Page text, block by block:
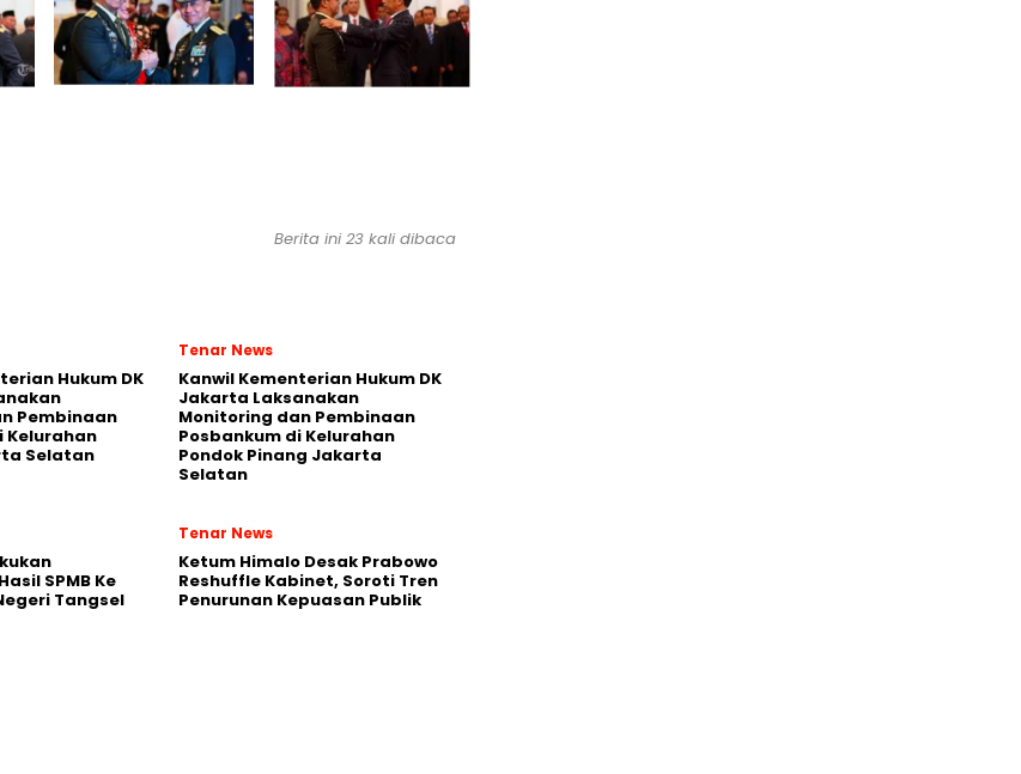
Berita ini 23 kali dibaca
Hukum DK
Pembinaan
Kelurahan
Selatan
Tenar News
Kanwil Kementerian Hukum DK
Jakarta Laksanakan
Monitoring dan Pembinaan
Posbankum di Kelurahan
Pondok Pinang Jakarta
Selatan
SPMB Ke
Tangsel
Tenar News
Ketum Himalo Desak Prabowo
Reshuffle Kabinet, Soroti Tren
Penurunan Kepuasan Publik